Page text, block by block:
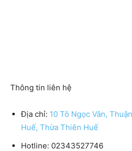
Thông tin liên hệ
Địa chỉ: 10 Tô Ngọc Vân,
Huế, Thừa Thiên Huế
Hotline: 02343527746